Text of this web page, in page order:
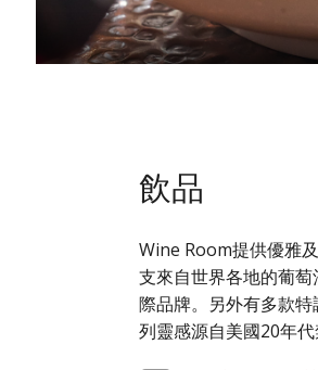
飲品
Wine Room提供優雅
支來自世界各地的葡
際品牌。另外有多款
列靈感源自美國20年代